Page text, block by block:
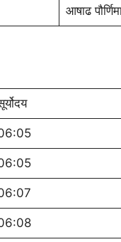
आषाढ